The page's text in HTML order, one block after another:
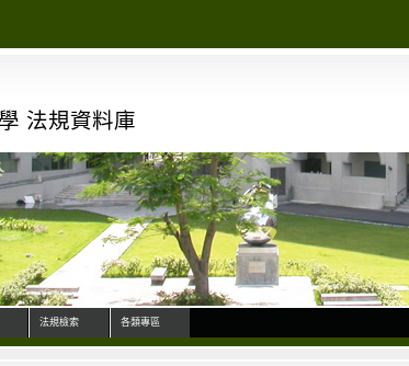
法規資料庫
法規檢索 各類專區